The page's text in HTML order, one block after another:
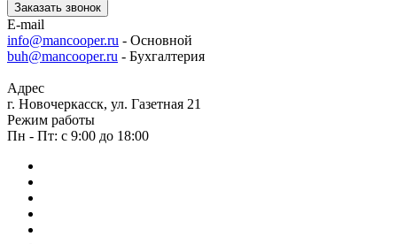
Заказать звонок
E-mail
info@mancooper.ru - Основной
buh@mancooper.ru - Бухгалтерия
Адрес
г. Новочеркасск, ул. Газетная 21
Режим работы
Пн - Пт: с 9:00 до 18:00